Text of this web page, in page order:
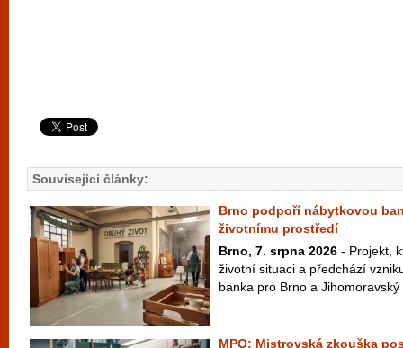
Související články:
Brno podpoří nábytkovou
životnímu prostředí
Brno, 7. srpna 2026 - Projekt,
životní situaci a předchází
banka pro Brno a
MPO: Mistrovská zkouška